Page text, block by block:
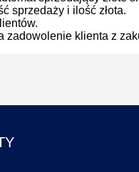
sprzedaży i ilość złota.
zadowolenie klienta z